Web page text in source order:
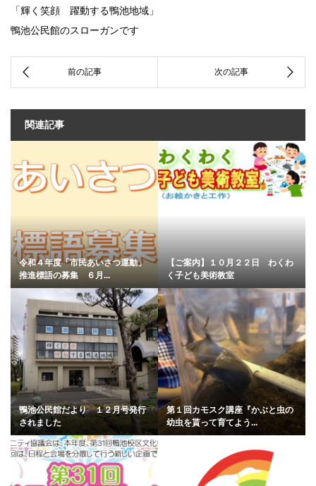
「輝く笑顔 躍動する鴨池地域」
鴨池公民館のスローガンです
関連記事
令和４年度「市民あいさつ運動」
推進標語の募集 ６月...
【ご案内】１０月２２日 わくわ
く子ども美術教室
鴨池公民館だより １２月号発行
されました
第１回カモスク講座『かぶと虫の
幼虫を貰って育てよう...